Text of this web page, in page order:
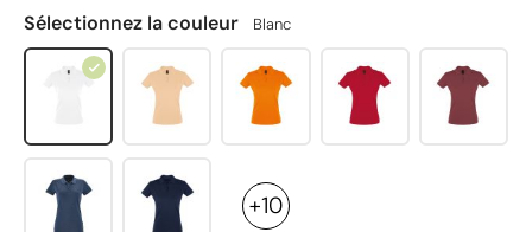
Sélectionnez la couleur Blanc
+10